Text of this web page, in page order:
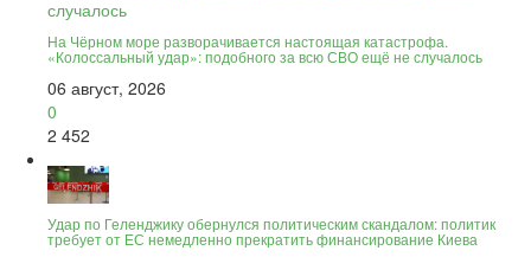
На Чёрном море разворачивается настоящая катастрофа.
«Колоссальный удар»: подобного за всю СВО ещё не случалось
06 август, 2026
0
2 452
Удар по Геленджику обернулся политическим скандалом: политик
требует от ЕС немедленно прекратить финансирование Киева